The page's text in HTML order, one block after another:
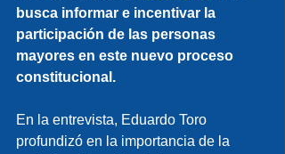
busca informar e incentivar la
participación de las personas
mayores en este nuevo proceso
constitucional.
En la entrevista, Eduardo Toro
profundizó en la importancia de la